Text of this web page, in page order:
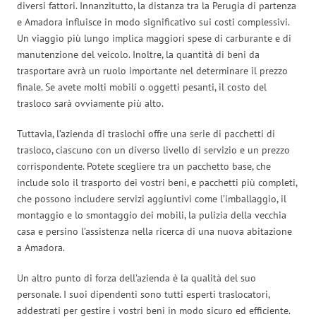
diversi fattori. Innanzitutto, la distanza tra la Perugia di partenza
e Amadora influisce in modo significativo sui costi complessivi.
Un viaggio più lungo implica maggiori spese di carburante e di
manutenzione del veicolo. Inoltre, la quantità di beni da
trasportare avrà un ruolo importante nel determinare il prezzo
finale. Se avete molti mobili o oggetti pesanti, il costo del
trasloco sarà ovviamente più alto.
Tuttavia, l’azienda di traslochi offre una serie di pacchetti di
trasloco, ciascuno con un diverso livello di servizio e un prezzo
corrispondente. Potete scegliere tra un pacchetto base, che
include solo il trasporto dei vostri beni, e pacchetti più completi,
che possono includere servizi aggiuntivi come l’imballaggio, il
montaggio e lo smontaggio dei mobili, la pulizia della vecchia
casa e persino l’assistenza nella ricerca di una nuova abitazione
a Amadora.
Un altro punto di forza dell’azienda è la qualità del suo
personale. I suoi dipendenti sono tutti esperti traslocatori,
addestrati per gestire i vostri beni in modo sicuro ed efficiente.